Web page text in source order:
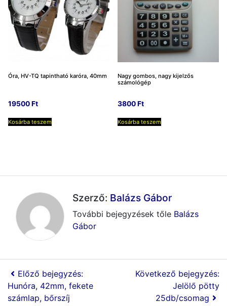
Óra, HV-TQ tapintható karóra, 40mm
19500Ft
Kosárba teszem
Nagy gombos, nagy kijelzős
számológép
3800Ft
Kosárba teszem
Szerző: Balázs Gábor
További bejegyzések tőle Balázs
Gábor
Előző bejegyzés:
Hunóra, 42mm, fekete
számlap, bőrszíj
Következő bejegyzés:
Jelölő pötty
25db/csomag